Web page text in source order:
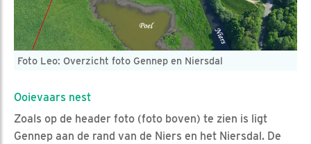
Foto Leo: Overzicht foto Gennep en Niersdal
Ooievaars nest
Zoals op de header foto (foto boven) te zien is ligt
Gennep aan de rand van de Niers en het Niersdal. De